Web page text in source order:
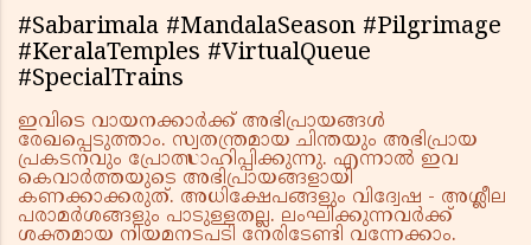
#Sabarimala #MandalaSeason #Pilgrimage
#KeralaTemples #VirtualQueue
#SpecialTrains
ഇവിടെ വായനക്കാർക്ക് അഭിപ്രായങ്ങൾ
രേഖപ്പെടുത്താം. സ്വതന്ത്രമായ ചിന്തയും അഭിപ്രായ
പ്രകടനവും പ്രോത്സാഹിപ്പിക്കുന്നു. എന്നാൽ ഇവ
കെവാർത്തയുടെ അഭിപ്രായങ്ങളായി
കണക്കാക്കരുത്. അധിക്ഷേപങ്ങളും വിദ്വേഷ - അശ്ലീല
പരാമർശങ്ങളും പാടുള്ളതല്ല. ലംഘിക്കുന്നവർക്ക്
ശക്തമായ നിയമനടപടി നേരിടേണ്ടി വന്നേക്കാം.